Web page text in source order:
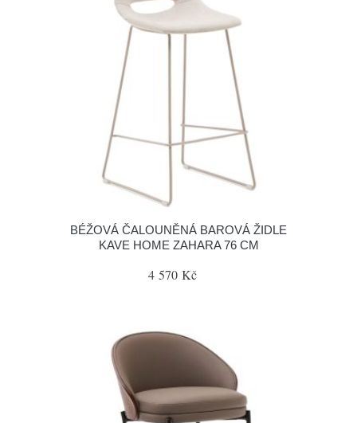
BÉŽOVÁ ČALOUNĚNÁ BAROVÁ ŽIDLE
KAVE HOME ZAHARA 76 CM
4 570 Kč